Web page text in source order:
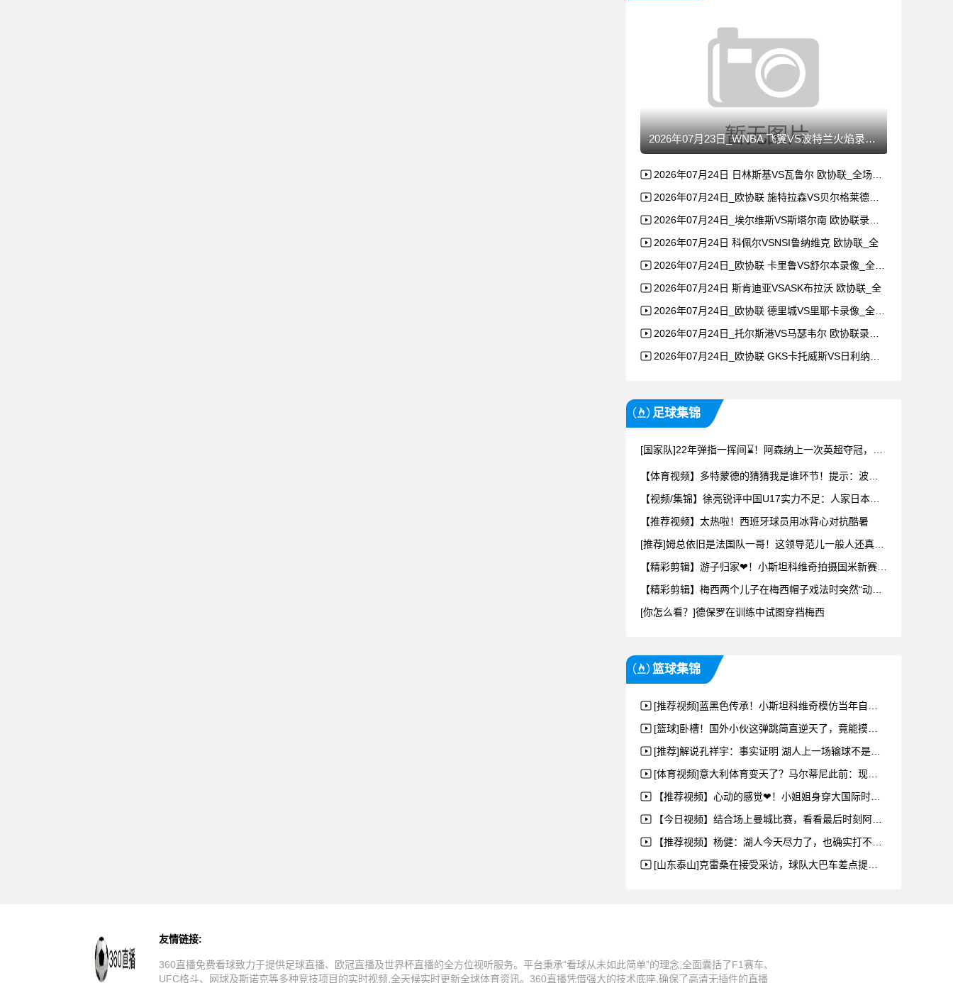
2026年07月23日_WNBA 飞翼VS波特兰火焰录像_全
2026年07月24日 日林斯基VS瓦鲁尔 欧协联_全场录像
2026年07月24日_欧协联 施特拉森VS贝尔格莱德游击录
2026年07月24日_埃尔维斯VS斯塔尔南 欧协联录像_全
2026年07月24日 科佩尔VSNSI鲁纳维克 欧协联_全
2026年07月24日_欧协联 卡里鲁VS舒尔本录像_全场录
2026年07月24日 斯肯迪亚VSASK布拉沃 欧协联_全
2026年07月24日_欧协联 德里城VS里耶卡录像_全场录
2026年07月24日_托尔斯港VS马瑟韦尔 欧协联录像_高
2026年07月24日_欧协联 GKS卡托威斯VS日利纳录像
足球集锦
【推荐视频】太热啦！西班牙球员用冰背心对抗酷暑
[你怎么看？]德保罗在训练中试图穿裆梅西
篮球集锦
[推荐视频]蓝黑色传承！小斯坦科维奇模仿当年自己坐在父亲肩头时的庆祝动作
[篮球]卧槽！国外小伙这弹跳简直逆天了，竟能摸到篮板的上沿！
[推荐]解说孔祥宇：事实证明 湖人上一场输球不是为了卖票！
[体育视频]意大利体育变天了？马尔蒂尼此前：现在的追星一族都在看网球了
【推荐视频】心动的感觉❤！小姐姐身穿大国际时代蓝黑复古球衣露出甜美笑容
【今日视频】结合场上曼城比赛，看看最后时刻阿森纳全队观战的紧张氛围
【推荐视频】杨健：湖人今天尽力了，也确实打不过，这是湖人本赛季打雷霆最强硬的比赛
[山东泰山]克雷桑在接受采访，球队大巴车差点提前走了，他挥手才喊停了
友情链接:
360直播免费看球致力于提供足球直播、欧冠直播及世界杯直播的全方位视听服务。平台秉承“看球从未如此简单”的理念,全面囊括了F1赛车、
UFC格斗、网球及斯诺克等多种竞技项目的实时视频,全天候实时更新全球体育资讯。360直播凭借强大的技术底座,确保了高清无插件的直播